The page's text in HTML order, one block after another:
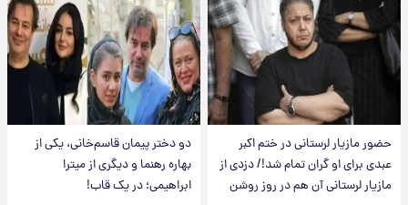
حضور مازیار لرستانی در ختم اکبر
عبدی برای او گران تمام شد!/ دزدی از
مازیار لرستانی آن هم در روز روشن
دو دختر پیمان قاسم‌خانی، یکی از
بهاره رهنما و دیگری از میترا
ابراهیمی؛ در یک قاب!